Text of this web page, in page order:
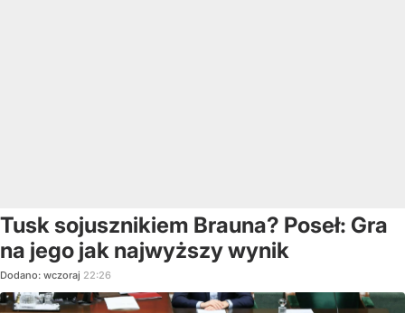
Tusk sojusznikiem Brauna? Poseł: Gra
na jego jak najwyższy wynik
Dodano: wczoraj 22:26